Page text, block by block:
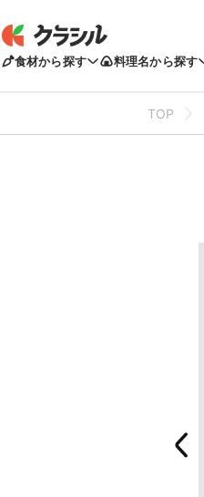
食材から探す 料理名から探す
TOP